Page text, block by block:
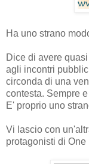
Ha uno strano
Dice di avere
agli incontri
circonda di una
contesta. Sempre
E' proprio uno
Vi lascio con
protagonisti di